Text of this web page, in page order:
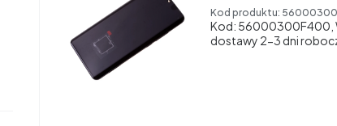
Kod produktu:
Kod: 56000300F400,
dostawy 2-3 dni